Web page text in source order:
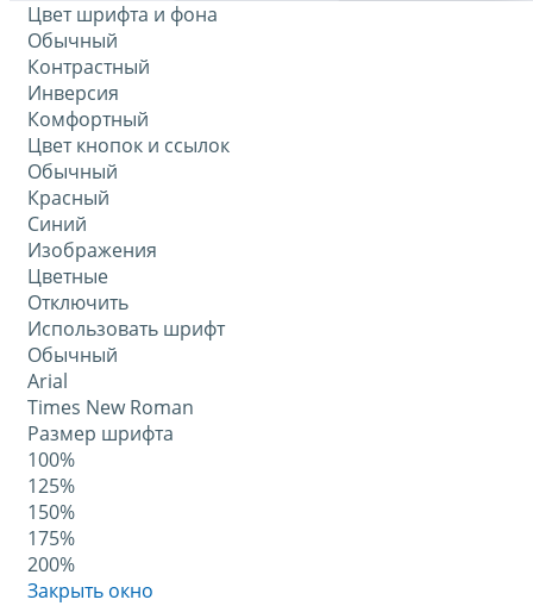
Цвет шрифта и фона
Обычный
Контрастный
Инверсия
Комфортный
Цвет кнопок и ссылок
Обычный
Красный
Синий
Изображения
Цветные
Отключить
Использовать шрифт
Обычный
Arial
Times New Roman
Размер шрифта
100%
125%
150%
175%
200%
Закрыть окно